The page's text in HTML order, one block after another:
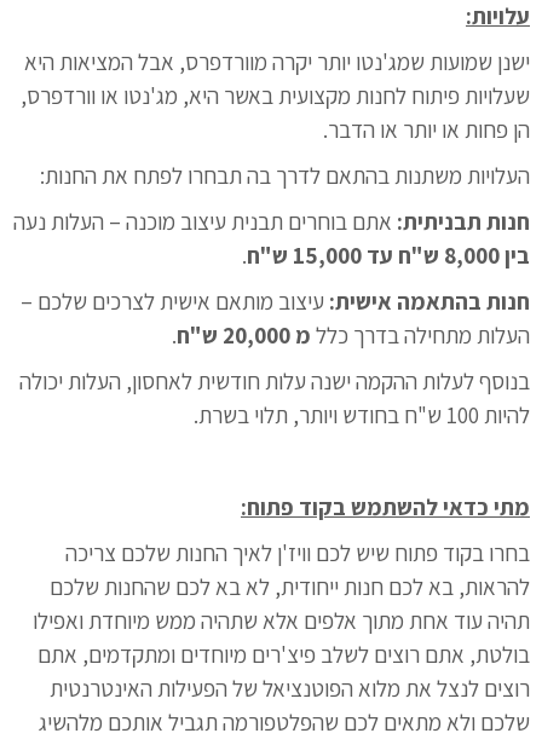
עלויות:
ישנן שמועות שמג'נטו יותר יקרה מוורדפרס, אבל המציאות היא
שעלויות פיתוח לחנות מקצועית באשר היא, מג'נטו או וורדפרס,
הן פחות או יותר או הדבר.
העלויות משתנות בהתאם לדרך בה תבחרו לפתח את החנות:
חנות תבניתית: אתם בוחרים תבנית עיצוב מוכנה – העלות נעה
בין 8,000 ש"ח עד 15,000 ש"ח
.
חנות בהתאמה אישית: עיצוב מותאם אישית לצרכים שלכם –
העלות מתחילה בדרך כלל מ 20,000 ש"ח
.
בנוסף לעלות ההקמה ישנה עלות חודשית לאחסון, העלות יכולה
להיות 100 ש"ח בחודש ויותר, תלוי בשרת.
מתי כדאי להשתמש בקוד פתוח:
בחרו בקוד פתוח שיש לכם וויז'ן לאיך החנות שלכם צריכה
להראות, בא לכם חנות ייחודית, לא בא לכם שהחנות שלכם
תהיה עוד אחת מתוך אלפים אלא שתהיה ממש מיוחדת ואפילו
בולטת, אתם רוצים לשלב פיצ'רים מיוחדים ומתקדמים, אתם
רוצים לנצל את מלוא הפוטנציאל של הפעילות האינטרנטית
שלכם ולא מתאים לכם שהפלטפורמה תגביל אותכם מלהשיג